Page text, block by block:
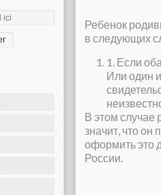
Ребенок
в следующих
1. Если
Или один
В этом случае
значит, что он
оформить это
России.